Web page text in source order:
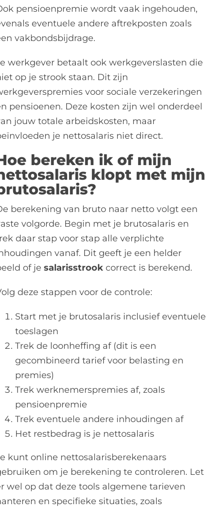
pensioenpremie wordt vaak ingehouden,
eventuele andere aftrekposten zoals
vakbondsbijdrage.
werkgever betaalt ook werkgeverslasten die
op je strook staan. Dit zijn
voor sociale verzekeringen
pensioenen. Deze kosten zijn wel onderdeel
jouw totale arbeidskosten, maar
je nettosalaris niet direct.
bereken ik of mijn
klopt met mijn
berekening van bruto naar netto volgt een
volgorde. Begin met je brutosalaris en
daar stap voor stap alle verplichte
vanaf. Dit geeft je een helder
of jesalarisstrook correct is berekend.
deze stappen voor de controle:
Start met je brutosalaris inclusief eventuele
toeslagen
Trek de loonheffing af (dit is een
gecombineerd tarief voor belasting en
premies)
Trek werknemerspremies af, zoals
pensioenpremie
Trek eventuele andere inhoudingen af
Het restbedrag is je nettosalaris
kunt online nettosalarisberekenaars
om je berekening te controleren. Let
wel op dat deze tools algemene tarieven
en specifieke situaties, zoals